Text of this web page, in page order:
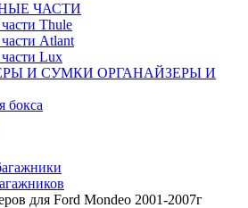
ЧАСТИ
Thule
Atlant
Lux
ОРГАНАЙЗЕРЫ И
бокса
для Ford Mondeo 2001-2007г